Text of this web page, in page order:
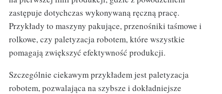
zastępuje dotychczas wykonywaną ręczną pracę.
Przykłady to maszyny pakujące, przenośniki taśmowe i
rolkowe, czy paletyzacja robotem, które wszystkie
pomagają zwiększyć efektywność produkcji.
Szczególnie ciekawym przykładem jest paletyzacja
robotem, pozwalająca na szybsze i dokładniejsze